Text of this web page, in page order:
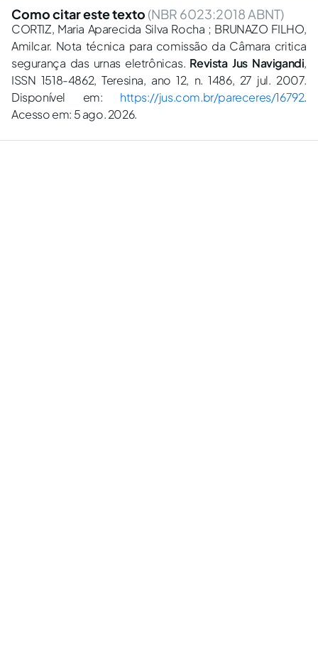
Como citar este texto (NBR 6023:2018 ABNT)
CORTIZ, Maria Aparecida Silva Rocha ; BRUNAZO FILHO,
Amilcar. Nota técnica para comissão da Câmara critica
segurança das urnas eletrônicas. Revista Jus Navigandi,
ISSN 1518-4862, Teresina, ano 12, n. 1486, 27 jul. 2007.
Disponível em: https://jus.com.br/pareceres/16792.
Acesso em: 5 ago. 2026.